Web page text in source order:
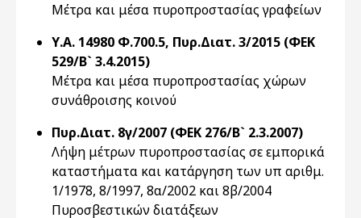
Μέτρα και μέσα πυροπροστασίας γραφείων
Υ.Α. 14980 Φ.700.5, Πυρ.Διατ. 3/2015 (ΦΕΚ
529/Β` 3.4.2015)
Μέτρα και μέσα πυροπροστασίας χώρων
συνάθροισης κοινού
Πυρ.Διατ. 8γ/2007 (ΦΕΚ 276/Β` 2.3.2007)
Λήψη μέτρων πυροπροστασίας σε εμπορικά
καταστήματα και κατάργηση των υπ αριθμ.
1/1978, 8/1997, 8α/2002 και 8β/2004
Πυροσβεστικών διατάξεων